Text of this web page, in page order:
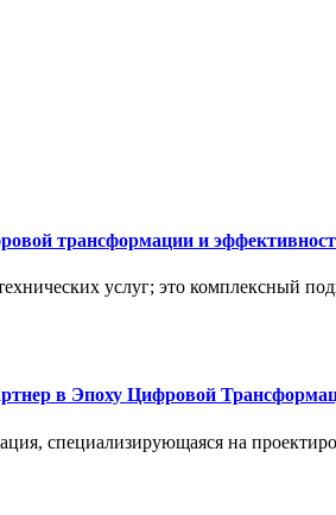
трансформации и
услуг; это комплексный
в Эпоху Цифровой
специализирующаяся на